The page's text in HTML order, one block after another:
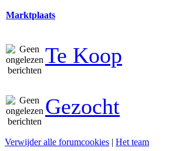
Marktplaats
Te Koop
Gezocht
Verwijder alle forumcookies | Het team